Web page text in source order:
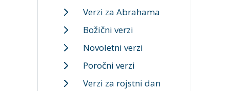
Verzi za Abrahama
Božični verzi
Novoletni verzi
Poročni verzi
Verzi za rojstni dan